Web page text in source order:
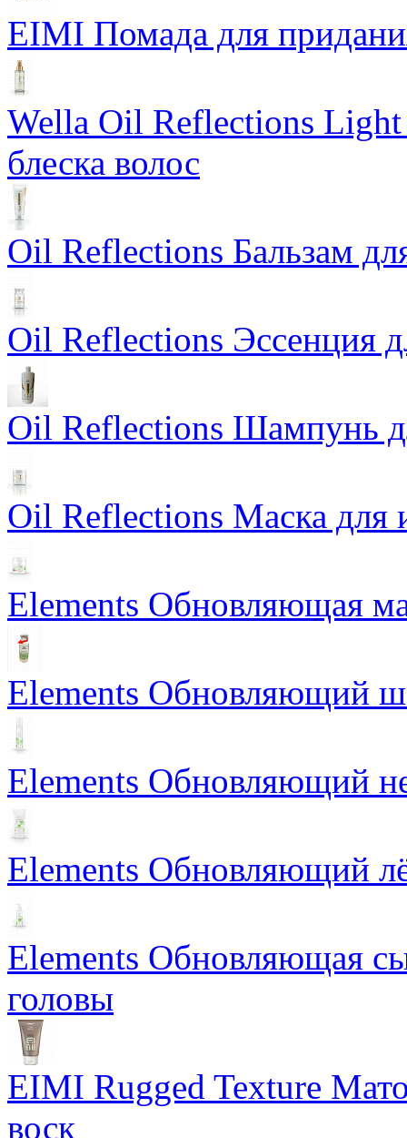
EIMI Помада для
Wella Oil Reflections
блеска волос
Oil Reflections Бальзам
Oil Reflections Эссенция
Oil Reflections Шампунь
Oil Reflections Маска для
Elements Обновляющая
Elements Обновляющий
Elements Обновляющий
Elements Обновляющий
Elements Обновляющая
головы
EIMI Rugged Texture
воск